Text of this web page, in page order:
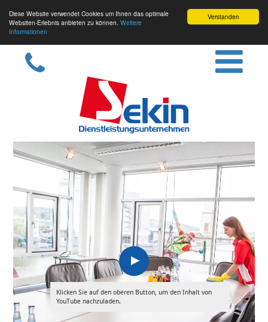
Verstanden
Diese Website verwendet Cookies um Ihnen das optimale
Websiten-Erlebnis anbieten zu können. Weitere
Informationen
Klicken Sie auf den oberen Button, um den Inhalt von
YouTube nachzuladen.